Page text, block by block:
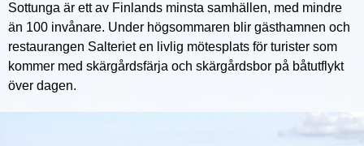
Sottunga är ett av Finlands minsta samhällen, med mindre
än 100 invånare. Under högsommaren blir gästhamnen och
restaurangen Salteriet en livlig mötesplats för turister som
kommer med skärgårdsfärja och skärgårdsbor på båtutflykt
över dagen.